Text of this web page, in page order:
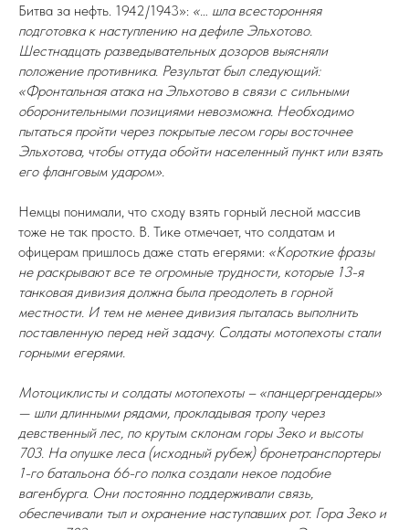
Битва за нефть. 1942/1943»: «… шла всесторонняя
подготовка к наступлению на дефиле Эльхотово.
Шестнадцать разведывательных дозоров выясняли
положение противника. Результат был следующий:
«Фронтальная атака на Эльхотово в связи с сильными
оборонительными позициями невозможна. Необходимо
пытаться пройти через покрытые лесом горы восточнее
Эльхотова, чтобы оттуда обойти населенный пункт или взять
его фланговым ударом».
Немцы понимали, что сходу взять горный лесной массив
тоже не так просто. В. Тике отмечает, что солдатам и
офицерам пришлось даже стать егерями: «Короткие фразы
не раскрывают все те огромные трудности, которые 13-я
танковая дивизия должна была преодолеть в горной
местности. И тем не менее дивизия пыталась выполнить
поставленную перед ней задачу. Солдаты мотопехоты стали
горными егерями.
Мотоциклисты и солдаты мотопехоты – «панцергренадеры»
— шли длинными рядами, прокладывая тропу через
девственный лес, по крутым склонам горы Зеко и высоты
703. На опушке леса (исходный рубеж) бронетранспортеры
1-го батальона 66-го полка создали некое подобие
вагенбурга. Они постоянно поддерживали связь,
обеспечивали тыл и охранение наступавших рот. Гора Зеко и